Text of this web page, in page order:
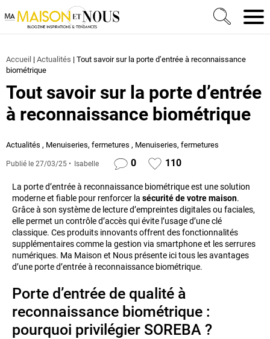
Ma Maison et Nous Construction, rénovation &
Accueil | Actualités | Tout savoir sur la porte d’entrée à reconnaissance
biométrique
Tout savoir sur la porte d’entrée
à reconnaissance biométrique
Actualités , Menuiseries, fermetures , Menuiseries, fermetures
Publié le 27/03/25 Isabelle 0 110
La porte d’entrée à reconnaissance biométrique est une solution
moderne et fiable pour renforcer la sécurité de votre maison.
Grâce à son système de lecture d’empreintes digitales ou faciales,
elle permet un contrôle d’accès qui évite l’usage d’une clé
classique. Ces produits innovants offrent des fonctionnalités
supplémentaires comme la gestion via smartphone et les serrures
numériques. Ma Maison et Nous présente ici tous les avantages
d’une porte d’entrée à reconnaissance biométrique.
Porte d’entrée de qualité à
reconnaissance biométrique :
pourquoi privilégier SOREBA ?